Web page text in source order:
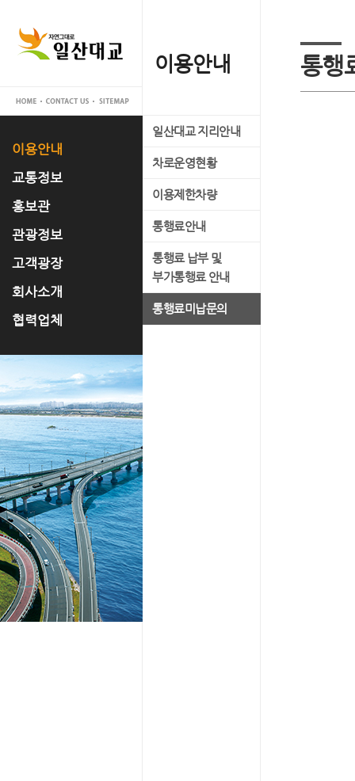
이용안내
이용안내
일산대교 지리안내
차로운영현황
이용제한차량
통행료안내
통행료 납부 및
부가통행료 안내
통행료미납문의
교통정보
교통정보
실시간 교통정보
교통관리 시스템 소개
홍보관
홍보관
일산대교 갤러리
홍보 동영상
언론 속 일산대교
자료실
관광정보
관광정보
관광명소
축제정보
문화유적
맛집정보
고객광장
고객광장
공지사항
고객의 소리
FAQ
회사소개
회사소개
대표이사 인사말
사업개요
사업추진경과
운영조직
경영공시
협력업체
협력업체
입찰공고
통행